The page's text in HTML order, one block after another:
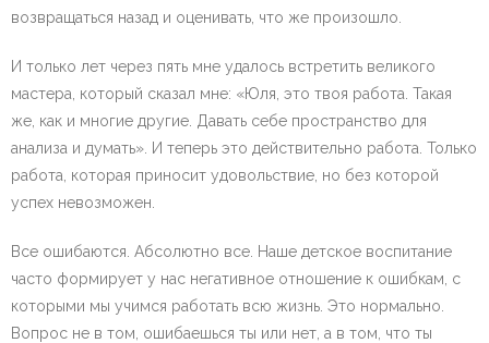
возвращаться назад и оценивать, что же произошло.
И только лет через пять мне удалось встретить великого
мастера, который сказал мне: «Юля, это твоя работа. Такая
же, как и многие другие. Давать себе пространство для
анализа и думать». И теперь это действительно работа. Только
работа, которая приносит удовольствие, но без которой
успех невозможен.
Все ошибаются. Абсолютно все. Наше детское воспитание
часто формирует у нас негативное отношение к ошибкам, с
которыми мы учимся работать всю жизнь. Это нормально.
Вопрос не в том, ошибаешься ты или нет, а в том, что ты